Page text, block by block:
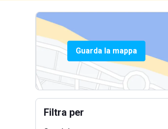
Guarda la mappa
Filtra per